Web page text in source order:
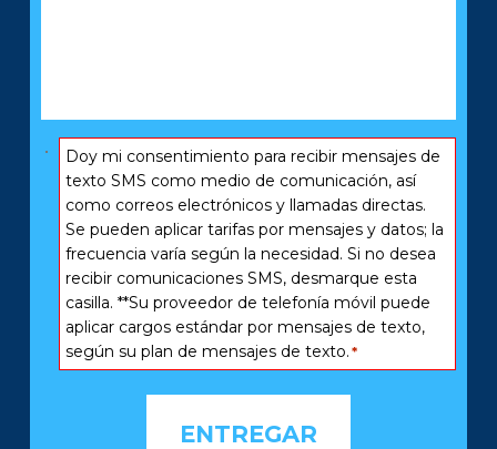
Consentir
Doy mi consentimiento para recibir mensajes de
texto SMS como medio de comunicación, así
como correos electrónicos y llamadas directas.
Se pueden aplicar tarifas por mensajes y datos; la
frecuencia varía según la necesidad. Si no desea
recibir comunicaciones SMS, desmarque esta
casilla. **Su proveedor de telefonía móvil puede
aplicar cargos estándar por mensajes de texto,
según su plan de mensajes de texto.*